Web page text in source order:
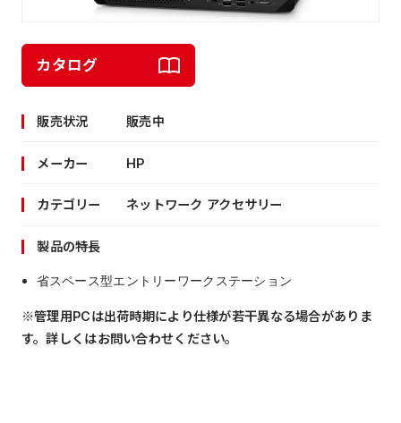
販売状況 販売中
メーカー HP
カテゴリー ネットワーク アクセサリー
製品の特長
省スペース型エントリーワークステーション
※管理用PCは出荷時期により仕様が若干異なる場合がありま
す。詳しくはお問い合わせください。
カタログ